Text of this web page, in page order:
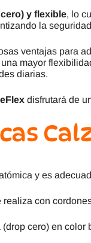
y flexible, lo
la
ventajas para
mayor
diarias.
disfrutará de
y es
con
cero) en color